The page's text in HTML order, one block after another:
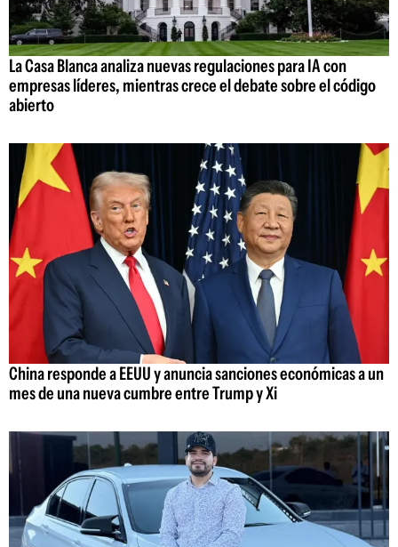
La Casa Blanca analiza nuevas regulaciones para IA con
empresas líderes, mientras crece el debate sobre el código
abierto
China responde a EEUU y anuncia sanciones económicas a un
mes de una nueva cumbre entre Trump y Xi